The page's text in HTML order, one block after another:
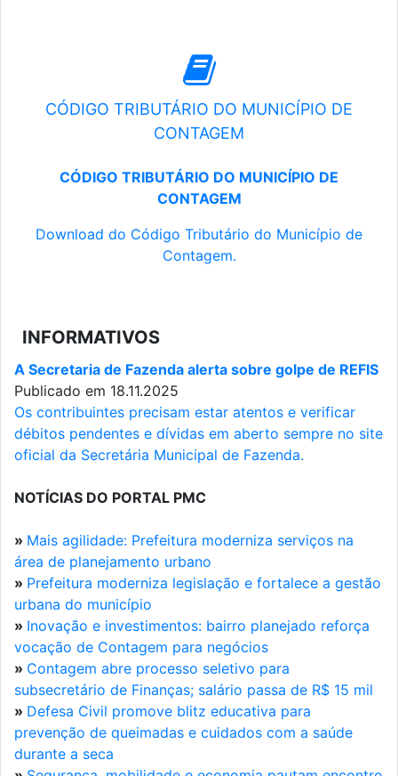
CÓDIGO TRIBUTÁRIO DO MUNICÍPIO DE
CONTAGEM
CÓDIGO TRIBUTÁRIO DO MUNICÍPIO DE
CONTAGEM
Download do Código Tributário do Município de
Contagem.
INFORMATIVOS
A Secretaria de Fazenda alerta sobre golpe de REFIS
Publicado em 18.11.2025
Os contribuintes precisam estar atentos e verificar
débitos pendentes e dívidas em aberto sempre no site
oficial da Secretária Municipal de Fazenda.
NOTÍCIAS DO PORTAL PMC
» Mais agilidade: Prefeitura moderniza serviços na
área de planejamento urbano
» Prefeitura moderniza legislação e fortalece a gestão
urbana do município
» Inovação e investimentos: bairro planejado reforça
vocação de Contagem para negócios
» Contagem abre processo seletivo para
subsecretário de Finanças; salário passa de R$ 15 mil
» Defesa Civil promove blitz educativa para
prevenção de queimadas e cuidados com a saúde
durante a seca